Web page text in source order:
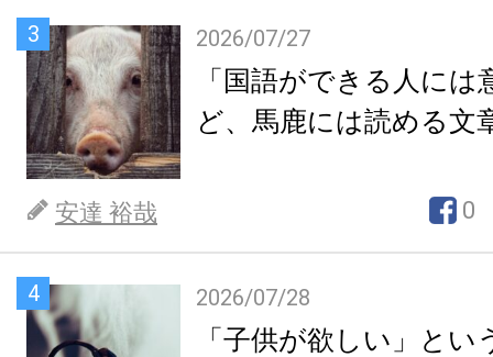
3 2026/07/27
「国語ができる人には
ど、馬鹿には読める文
安達 裕哉 0
4 2026/07/28
「子供が欲しい」とい